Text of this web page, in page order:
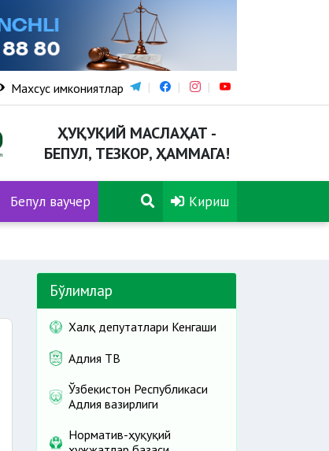
Махсус имкониятлар
ҲУҚУҚИЙ МАСЛАҲАТ -
БЕПУЛ, ТЕЗКОР, ҲАММАГА!
Бепул ваучер Кириш
Бўлимлар
Халқ депутатлари Кенгаши
Адлия ТВ
Ўзбекистон Республикаси
Адлия вазирлиги
Норматив-ҳуқуқий